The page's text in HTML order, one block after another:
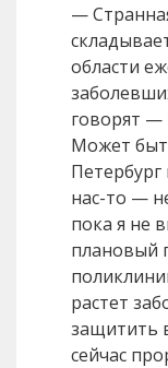
—
области
говорят —
Может
нас-то —
пока я не
плановый
растет
защитить
сейчас